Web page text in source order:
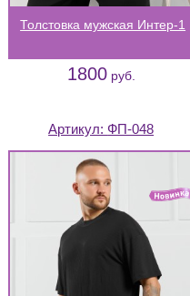
Толстовка мужская Интер-1
1800руб.
Артикул:ФП-048